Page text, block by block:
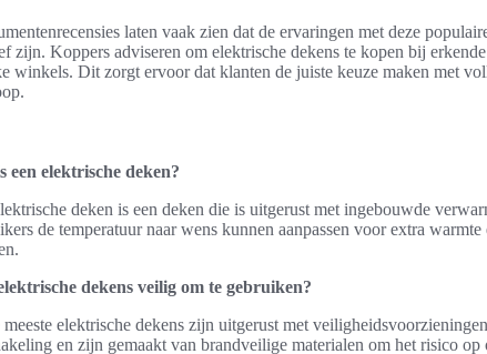
laten vaak zien dat de ervaringen met deze
zijn. Koppers adviseren om elektrische dekens te kopen bij
winkels. Dit zorgt ervoor dat klanten de juiste keuze maken met
een elektrische deken?
deken is een deken die is uitgerust met ingebouwde
de temperatuur naar wens kunnen aanpassen voor extra
dekens veilig om te gebruiken?
meeste elektrische dekens zijn uitgerust met
en zijn gemaakt van brandveilige materialen om het risico